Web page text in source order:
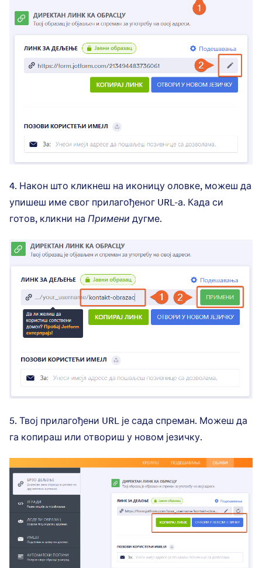
4. Након што кликнеш на иконицу оловке, можеш да
упишеш име свог прилагођеног URL-а. Када си
готов, кликни на Примени дугме.
5. Твој прилагођени URL је сада спреман. Можеш да
га копираш или отвориш у новом језичку.